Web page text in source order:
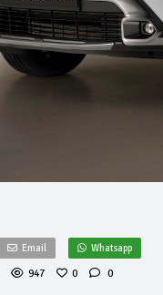
Email Whatsapp
947 0 0